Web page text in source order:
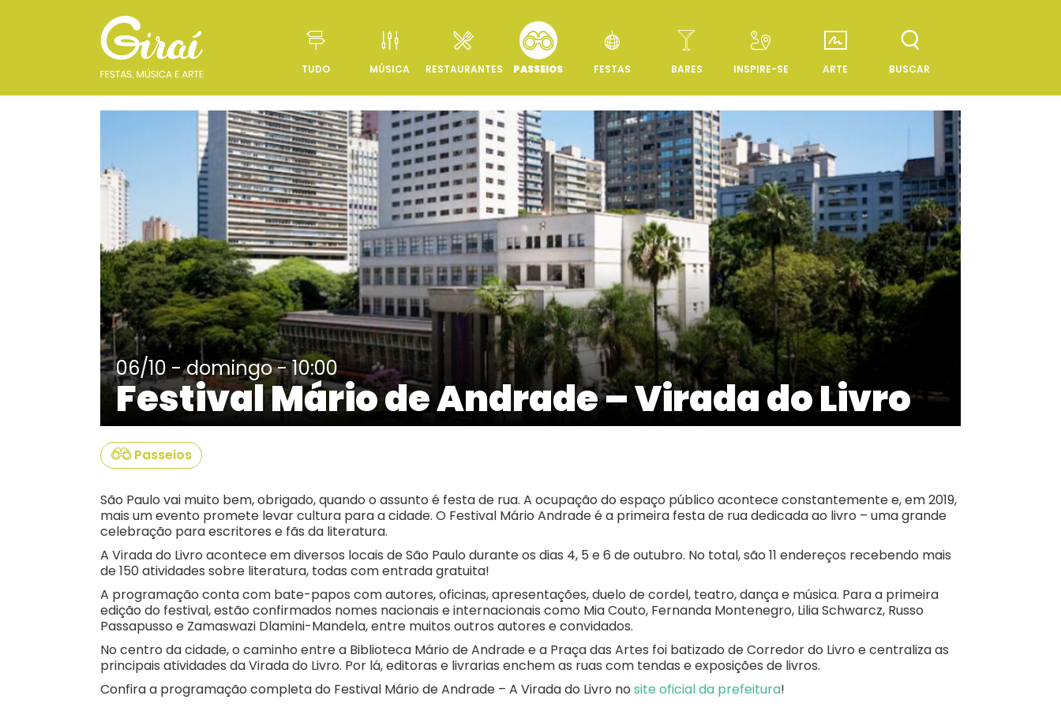
Pular para o conteúdo
TUDO MÚSICA RESTAURANTES PASSEIOS FESTAS BARES INSPIRE-SE ARTE BUSCAR
06/10 - domingo - 10:00
Festival Mário de Andrade – Virada do Livro
Passeios
São Paulo vai muito bem, obrigado, quando o assunto é festa de rua. A ocupação do espaço público acontece constantemente e, em 2019,
mais um evento promete levar cultura para a cidade. O Festival Mário Andrade é a primeira festa de rua dedicada ao livro – uma grande
celebração para escritores e fãs da literatura.
A Virada do Livro acontece em diversos locais de São Paulo durante os dias 4, 5 e 6 de outubro. No total, são 11 endereços recebendo mais
de 150 atividades sobre literatura, todas com entrada gratuita!
A programação conta com bate-papos com autores, oficinas, apresentações, duelo de cordel, teatro, dança e música. Para a primeira
edição do festival, estão confirmados nomes nacionais e internacionais como Mia Couto, Fernanda Montenegro, Lilia Schwarcz, Russo
Passapusso e Zamaswazi Dlamini-Mandela, entre muitos outros autores e convidados.
No centro da cidade, o caminho entre a Biblioteca Mário de Andrade e a Praça das Artes foi batizado de Corredor do Livro e centraliza as
principais atividades da Virada do Livro. Por lá, editoras e livrarias enchem as ruas com tendas e exposições de livros.
Confira a programação completa do Festival Mário de Andrade – A Virada do Livro no site oficial da prefeitura!